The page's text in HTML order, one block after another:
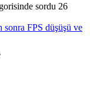
sordu 26
FPS düşüşü ve